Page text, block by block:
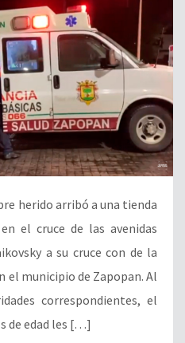
herido arribó a una tienda
el cruce de las avenidas
a su cruce con de la
el municipio de Zapopan. Al
correspondientes, el
de edad les […]